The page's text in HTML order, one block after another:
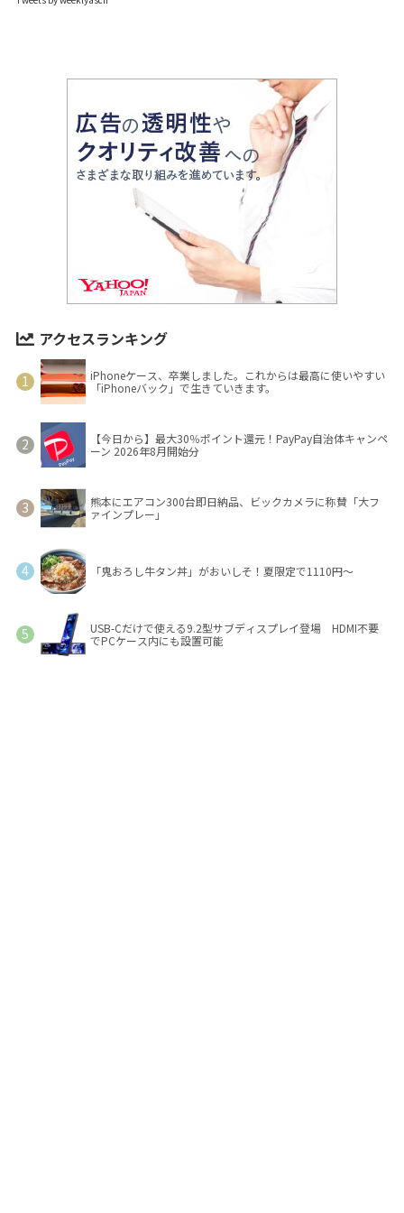
アクセスランキング
iPhoneケース、卒業しました。これからは最高に使いやすい
「iPhoneバック」で生きていきます。
【今日から】最大30％ポイント還元！PayPay自治体キャンペ
ーン 2026年8月開始分
熊本にエアコン300台即日納品、ビックカメラに称賛「大フ
ァインプレー」
「鬼おろし牛タン丼」がおいしそ！夏限定で1110円～
USB-Cだけで使える9.2型サブディスプレイ登場 HDMI不要
でPCケース内にも設置可能